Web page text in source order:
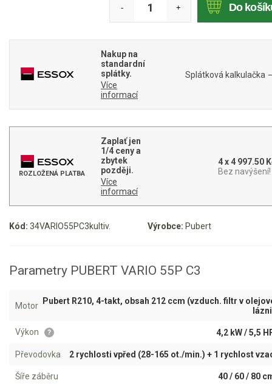
Křovinořezy a vyžínače
Benzínové křovinořezy a vyžínače
Aku křovinořezy a vyžínače
Motorové pily
Benzínové pily
Aku pily
AKU zahradní technika
Aku křovinořezy a vyžínače
Aku sekačky
Aku STIHL
Aku AL-KO
Kód: 34VARIO55PC3kultiv. Výrobce: Pubert
- + Do
Nakup na
standardní
splátky.
Více
informací
Splátková kalkulačka
ROZLOŽENÁ PLATBA
Zaplať jen
1/4 ceny a
zbytek
později.
Více
informací
4 x 4 997.50
Bez navýšení!
Parametry PUBERT VARIO 55P C3
Motor
Pubert R210, 4-takt, obsah 212 ccm (vzduch. filtr v
Výkon ? 4,2 kW / 5,5
Převodovka 2 rychlosti vpřed (28-165 ot./min.) + 1 rychlost
Šíře záběru 40 / 60 / 80